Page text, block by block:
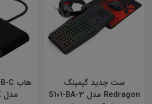
ست جدید گیمینگ
Redragon مدل S101-BA-3
مدل AVC005btBK